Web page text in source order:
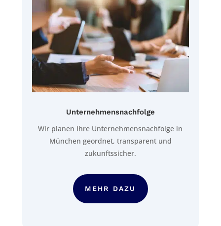
Unternehmensnachfolge
Wir planen Ihre Unternehmensnachfolge in
München geordnet, transparent und
zukunftssicher.
MEHR DAZU